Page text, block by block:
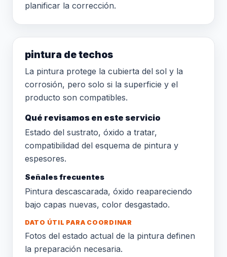
planificar la corrección.
pintura de techos
La pintura protege la cubierta del sol y la
corrosión, pero solo si la superficie y el
producto son compatibles.
Qué revisamos en este servicio
Estado del sustrato, óxido a tratar,
compatibilidad del esquema de pintura y
espesores.
Señales frecuentes
Pintura descascarada, óxido reapareciendo
bajo capas nuevas, color desgastado.
DATO ÚTIL PARA COORDINAR
Fotos del estado actual de la pintura definen
la preparación necesaria.